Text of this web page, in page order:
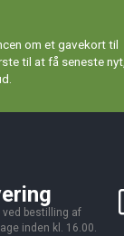
om et gavekort til
til at få seneste nyt,
ved bestilling af
inden kl. 16.00.